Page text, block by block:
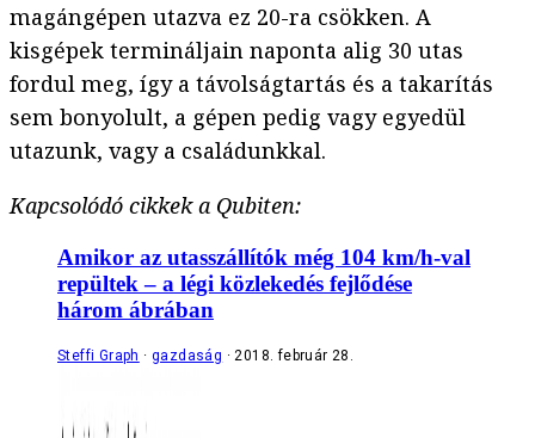
magángépen utazva ez 20-ra csökken. A
kisgépek termináljain naponta alig 30 utas
fordul meg, így a távolságtartás és a takarítás
sem bonyolult, a gépen pedig vagy egyedül
utazunk, vagy a családunkkal.
Kapcsolódó cikkek a Qubiten:
Amikor az utasszállítók még 104 km/h-val
repültek – a légi közlekedés fejlődése
három ábrában
Steffi Graph gazdaság 2018. február 28.